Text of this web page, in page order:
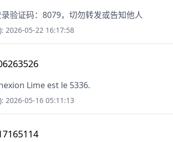
录验证码：8079，切勿转发或告知他人
2026-05-22 16:17:58
Lime est le 5336.
2026-05-16 05:11:13